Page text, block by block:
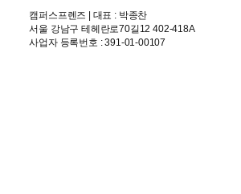
캠퍼스프렌즈 | 대표 : 박종찬
서울 강남구 테헤란로70길12 402-418A
사업자 등록번호 : 391-01-00107